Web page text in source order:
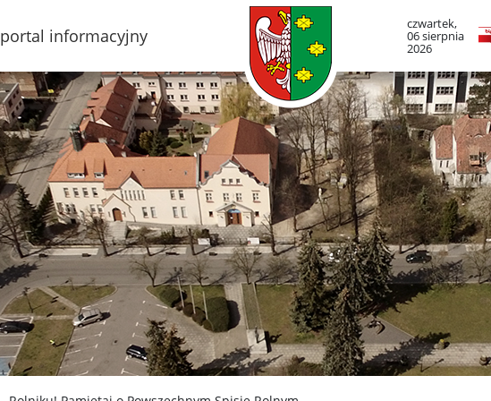
MIASTO LUBOŃ
Władze Miasta
O mieście
Luboński Szlak Architektury
Przemysłowej
Śladami historii Lubonia
Gry miejskie
Kultura
Komenda Straży Miejskiej
Miasta Luboń
Komisariat Policji w Luboniu
RADA MIASTA
Portal Mieszkańca.
informacje
Radni Rady Miasta
Sesja Rady Miasta
Harmonogram
radnych
Komisje Rady Miasta
Terminarz spotkań
Uchwały Rady
Młodzieżowa Rada
portal informacyjny
czwartek,
06 sierpnia
2026